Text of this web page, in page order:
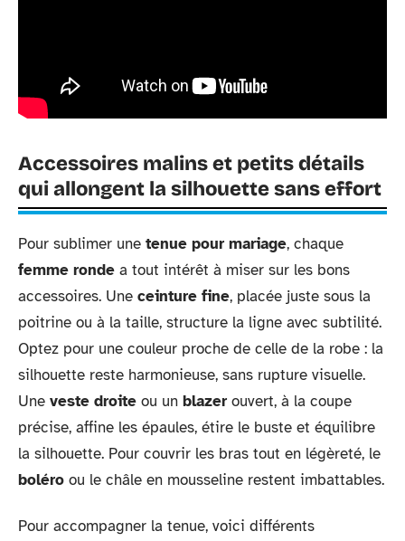
Accessoires malins et petits détails
qui allongent la silhouette sans effort
Pour sublimer une tenue pour mariage, chaque
femme ronde a tout intérêt à miser sur les bons
accessoires. Une ceinture fine, placée juste sous la
poitrine ou à la taille, structure la ligne avec subtilité.
Optez pour une couleur proche de celle de la robe : la
silhouette reste harmonieuse, sans rupture visuelle.
Une veste droite ou un blazer ouvert, à la coupe
précise, affine les épaules, étire le buste et équilibre
la silhouette. Pour couvrir les bras tout en légèreté, le
boléro ou le châle en mousseline restent imbattables.
Pour accompagner la tenue, voici différents